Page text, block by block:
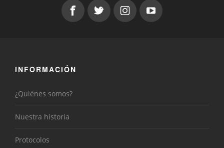
INFORMACIÓN
¿Quiénes somos?
Nuestra historia
Protocolos